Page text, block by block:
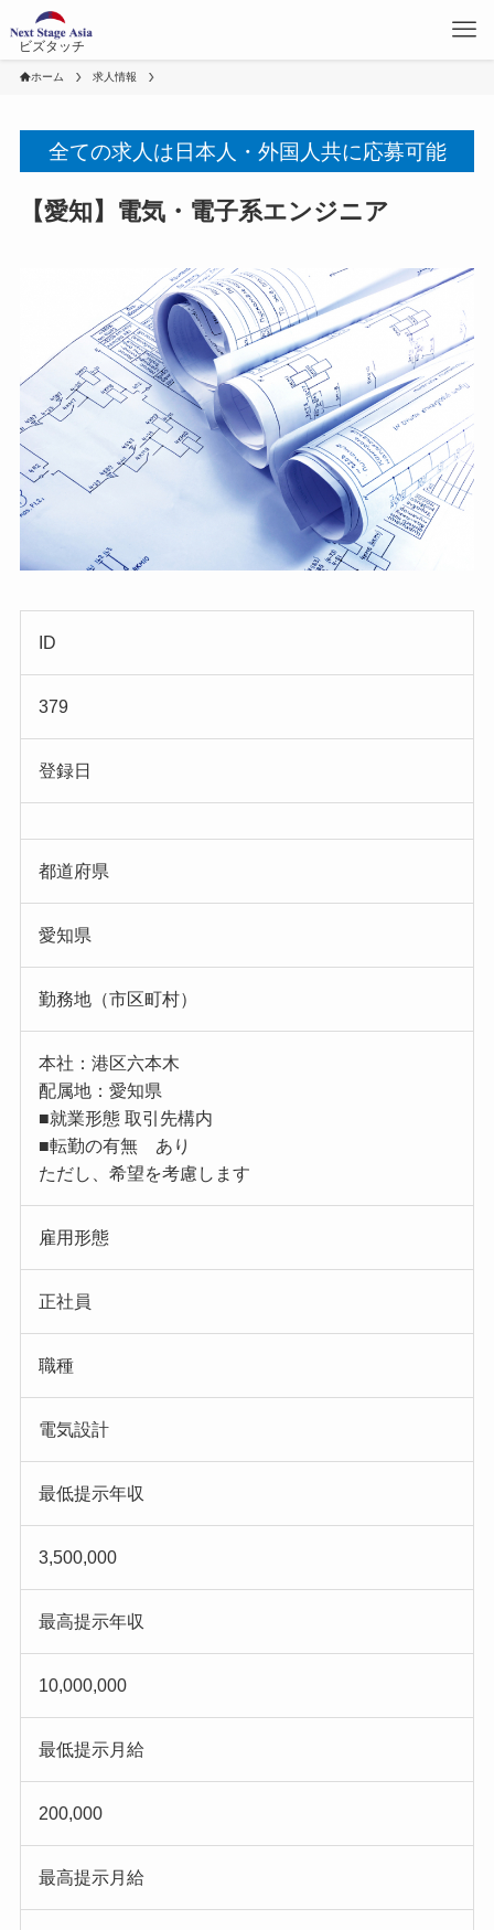
ビズタッチ
ホーム 求人情報
全ての求人は日本人・外国人共に応募可能
【愛知】電気・電子系エンジニア
ID
379
登録日
都道府県
愛知県
勤務地（市区町村）
本社：港区六本木
配属地：愛知県
■就業形態 取引先構内
■転勤の有無 あり
ただし、希望を考慮します
雇用形態
正社員
職種
電気設計
最低提示年収
3,500,000
最高提示年収
10,000,000
最低提示月給
200,000
最高提示月給